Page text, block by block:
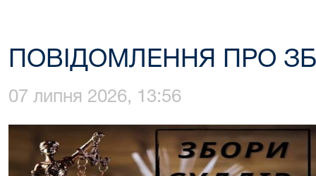
ПОВІДОМЛЕННЯ ПРО
07 липня 2026, 13:56